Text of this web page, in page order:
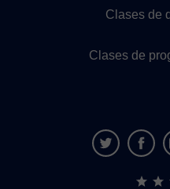
Clases de
Clases de